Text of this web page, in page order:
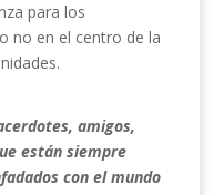
para los
no en el centro de la
amigos,
están siempre
con el mundo